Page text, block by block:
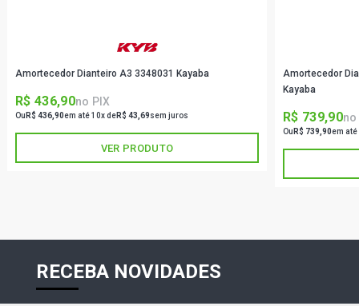
Amortecedor Dianteiro A3 3348031 Kayaba
R$ 436,90no PIX
Ou R$ 436,90em até 10x deR$ 43,69sem juros
VER PRODUTO
Amortecedor
Kayaba
R$ 739,90no
Ou R$ 739,90em até
RECEBA NOVIDADES